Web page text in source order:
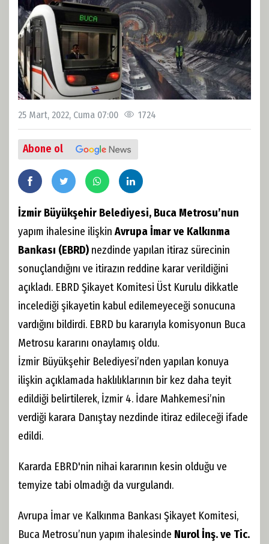
25 Mart, 2022, Cuma 07:00 1724
Abone ol
İzmir Büyükşehir Belediyesi, Buca Metrosu’nun
yapım ihalesine ilişkin Avrupa İmar ve Kalkınma
Bankası (EBRD) nezdinde yapılan itiraz sürecinin
sonuçlandığını ve itirazın reddine karar verildiğini
açıkladı. EBRD Şikayet Komitesi Üst Kurulu dikkatle
incelediği şikayetin kabul edilemeyeceği sonucuna
vardığını bildirdi. EBRD bu kararıyla komisyonun Buca
Metrosu kararını onaylamış oldu.
İzmir Büyükşehir Belediyesi’nden yapılan konuya
ilişkin açıklamada haklılıklarının bir kez daha teyit
edildiği belirtilerek, İzmir 4. İdare Mahkemesi’nin
verdiği karara Danıştay nezdinde itiraz edileceği ifade
edildi.
Kararda EBRD'nin nihai kararının kesin olduğu ve
temyize tabi olmadığı da vurgulandı.
Avrupa İmar ve Kalkınma Bankası Şikayet Komitesi,
Buca Metrosu’nun yapım ihalesinde Nurol İnş. ve Tic.